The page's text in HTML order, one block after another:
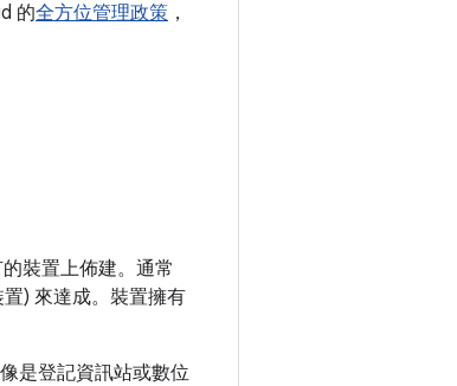
的全方位管理政策 ，
裝置上佈建。通常
) 來達成。裝置擁有
是登記資訊站或數位